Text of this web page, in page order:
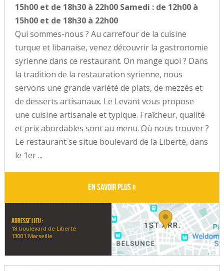
15h00 et de 18h30 à 22h00 Samedi : de 12h00 à
15h00 et de 18h30 à 22h00
Qui sommes-nous ? Au carrefour de la cuisine
turque et libanaise, venez découvrir la gastronomie
syrienne dans ce restaurant. On mange quoi ? Dans
la tradition de la restauration syrienne, nous
servons une grande variété de plats, de mezzés et
de desserts artisanaux. Le Levant vous propose
une cuisine artisanale et typique. Fraîcheur, qualité
et prix abordables sont au menu. Où nous trouver ?
Le restaurant se situe boulevard de la Liberté, dans
le 1er ...
En savoir plus »
Adresse lieu :
18 boulevard de Liberté
13001 Marseille